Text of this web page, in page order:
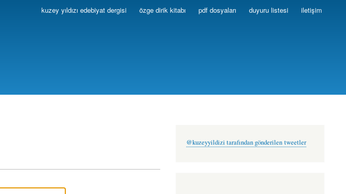
kuzey yıldızı edebiyat dergisi özge dirik kitabı pdf dosyaları duyuru listesi iletişim
@kuzeyyildizi tarafından gönderilen tweetler